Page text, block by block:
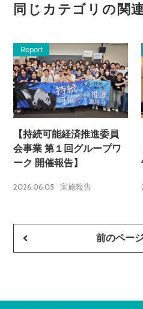
同じカテゴリの関
Report
【持続可能経済推進委員
会事業 第１回グループワ
ーク 開催報告】
2026.06.05 実施報告
前のペー